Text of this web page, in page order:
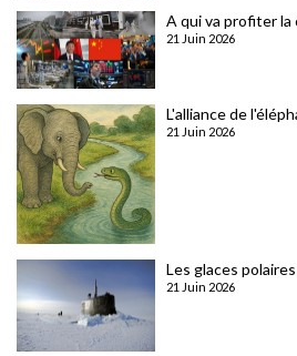
A qui va profiter la
21 Juin 2026
L'alliance de
21 Juin 2026
Les glaces
21 Juin 2026